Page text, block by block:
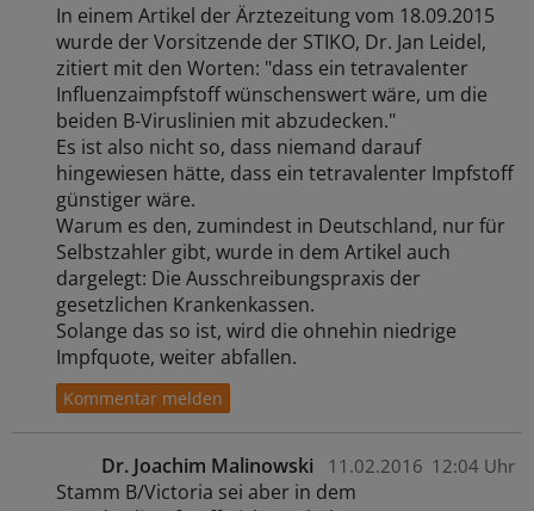
In einem Artikel der Ärztezeitung vom 18.09.2015
wurde der Vorsitzende der STIKO, Dr. Jan Leidel,
zitiert mit den Worten: "dass ein tetravalenter
Influenzaimpfstoff wünschenswert wäre, um die
beiden B-Viruslinien mit abzudecken."
Es ist also nicht so, dass niemand darauf
hingewiesen hätte, dass ein tetravalenter Impfstoff
günstiger wäre.
Warum es den, zumindest in Deutschland, nur für
Selbstzahler gibt, wurde in dem Artikel auch
dargelegt: Die Ausschreibungspraxis der
gesetzlichen Krankenkassen.
Solange das so ist, wird die ohnehin niedrige
Impfquote, weiter abfallen.
Dr. Joachim Malinowski 11.02.2016 12:04 Uhr
Stamm B/Victoria sei aber in dem